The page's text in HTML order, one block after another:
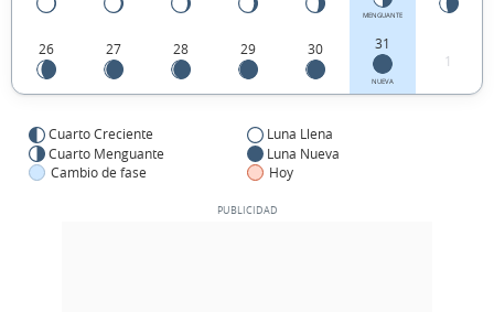
MENGUANTE
26 27 28 29 30 31
NUEVA
1
Cuarto Creciente
Luna Llena
Cuarto Menguante
Luna Nueva
Cambio de fase
Hoy